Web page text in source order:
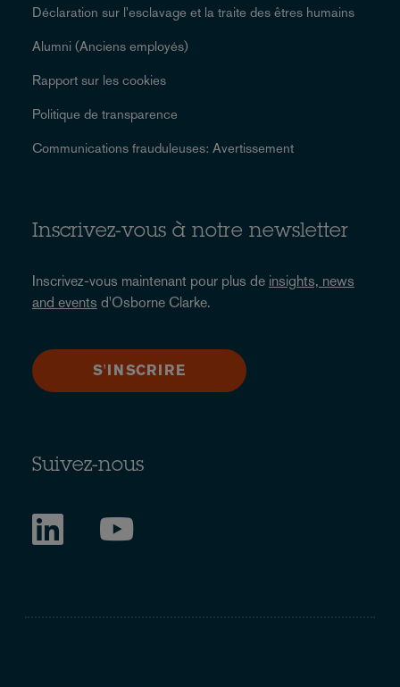
Déclaration sur l'esclavage et la traite des êtres humains
Alumni (Anciens employés)
Rapport sur les cookies
Politique de transparence
Communications frauduleuses: Avertissement
Inscrivez-vous à notre newsletter
Inscrivez-vous maintenant pour plus de insights, news
and events d'Osborne Clarke.
S'INSCRIRE
Suivez-nous